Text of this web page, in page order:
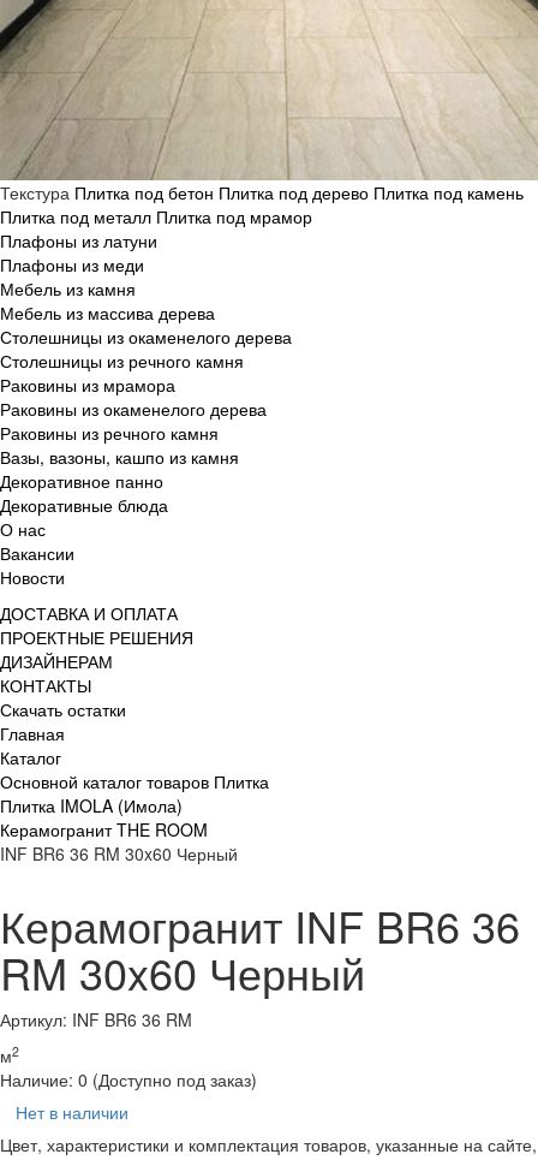
Текстура Плитка под бетон Плитка под дерево Плитка под камень
Плитка под металл Плитка под мрамор
Плафоны из латуни
Плафоны из меди
Мебель из камня
Мебель из массива дерева
Столешницы из окаменелого дерева
Столешницы из речного камня
Раковины из мрамора
Раковины из окаменелого дерева
Раковины из речного камня
Вазы, вазоны, кашпо из камня
Декоративное панно
Декоративные блюда
О нас
Вакансии
Новости
ДОСТАВКА И ОПЛАТА
ПРОЕКТНЫЕ РЕШЕНИЯ
ДИЗАЙНЕРАМ
КОНТАКТЫ
Скачать остатки
Главная
Каталог
Основной каталог товаров Плитка
Плитка IMOLA (Имола)
Керамогранит THE ROOM
INF BR6 36 RM 30x60 Черный
Керамогранит INF BR6 36
RM 30x60 Черный
Артикул: INF BR6 36 RM
м2
Наличие: 0 (Доступно под заказ)
Нет в наличии
Цвет, характеристики и комплектация товаров, указанные на сайте,